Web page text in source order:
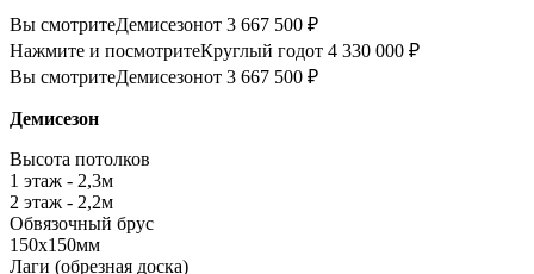
Вы смотритеДемисезонот 3 667 500 ₽
Нажмите и посмотритеКруглый годот 4 330 000 ₽
Вы смотритеДемисезонот 3 667 500 ₽
Демисезон
Высота потолков
1 этаж - 2,3м
2 этаж - 2,2м
Обвязочный брус
150х150мм
Лаги (обрезная доска)